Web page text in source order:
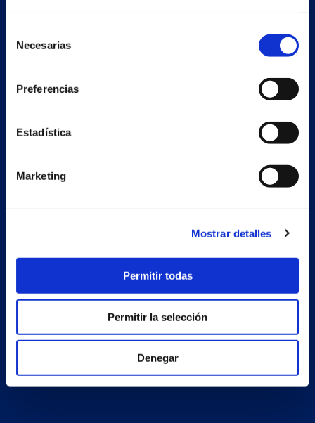
Necesarias
Preferencias
Estadística
Marketing
Mostrar detalles
Permitir todas
Permitir la selección
Denegar
Nave auxiliar
Redondela
Pontevedra - España
Proyectos
Empresa
Trabaja con nosotros
Contacto